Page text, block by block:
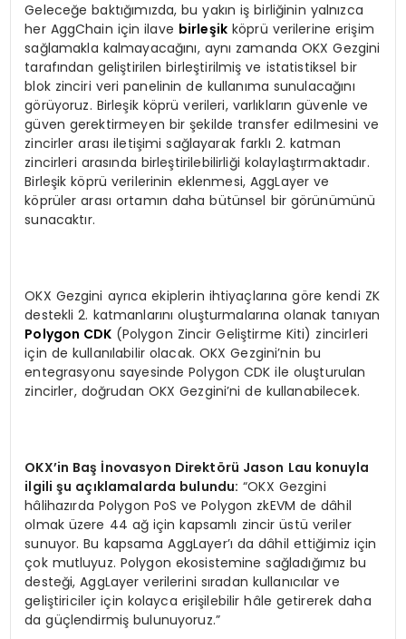
Geleceğe baktığımızda, bu yakın iş birliğinin yalnızca
her AggChain için ilave birleşik köprü verilerine erişim
sağlamakla kalmayacağını, aynı zamanda OKX Gezgini
tarafından geliştirilen birleştirilmiş ve istatistiksel bir
blok zinciri veri panelinin de kullanıma sunulacağını
görüyoruz. Birleşik köprü verileri, varlıkların güvenle ve
güven gerektirmeyen bir şekilde transfer edilmesini ve
zincirler arası iletişimi sağlayarak farklı 2. katman
zincirleri arasında birleştirilebilirliği kolaylaştırmaktadır.
Birleşik köprü verilerinin eklenmesi, AggLayer ve
köprüler arası ortamın daha bütünsel bir görünümünü
sunacaktır.
OKX Gezgini ayrıca ekiplerin ihtiyaçlarına göre kendi ZK
destekli 2. katmanlarını oluşturmalarına olanak tanıyan
Polygon CDK (Polygon Zincir Geliştirme Kiti) zincirleri
için de kullanılabilir olacak. OKX Gezgini’nin bu
entegrasyonu sayesinde Polygon CDK ile oluşturulan
zincirler, doğrudan OKX Gezgini’ni de kullanabilecek.
OKX’in Baş İnovasyon Direktörü Jason Lau konuyla
ilgili şu açıklamalarda bulundu: “OKX Gezgini
hâlihazırda Polygon PoS ve Polygon zkEVM de dâhil
olmak üzere 44 ağ için kapsamlı zincir üstü veriler
sunuyor. Bu kapsama AggLayer’ı da dâhil ettiğimiz için
çok mutluyuz. Polygon ekosistemine sağladığımız bu
desteği, AggLayer verilerini sıradan kullanıcılar ve
geliştiriciler için kolayca erişilebilir hâle getirerek daha
da güçlendirmiş bulunuyoruz.”